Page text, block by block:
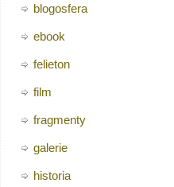
blogosfera
ebook
felieton
film
fragmenty
galerie
historia